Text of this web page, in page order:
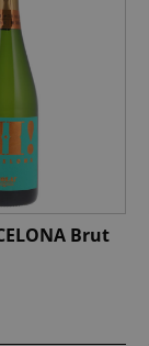
Brut